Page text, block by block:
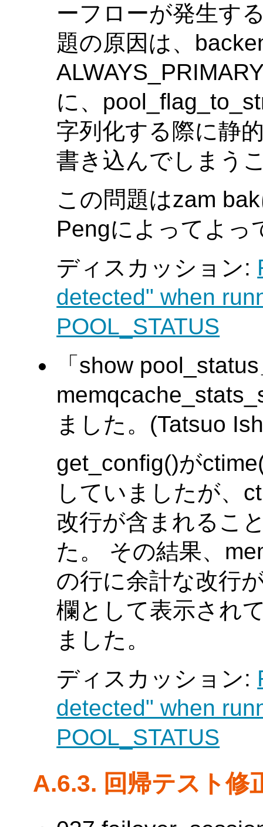
ーフローが発生す
題の原因は、
に、
字列化する際に静
書き込んでしまう
この問題はzam
Pengによってよっ
ディスカッション:
detected" when
POOL_STATUS
「show
ました。(Tatsuo
get_config()が
していましたが、
改行が含まれるこ
た。 その結果、
の行に余計な改行
欄として表示され
ました。
ディスカッション:
detected" when
POOL_STATUS
A.6.3. 回帰テスト修